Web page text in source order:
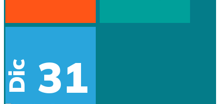
Dic 31